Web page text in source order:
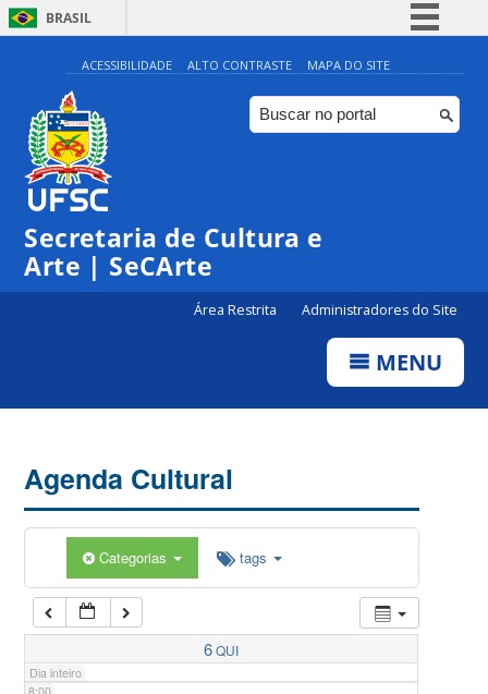
BRASIL
Simplifique!
Comunica BR
Participe
ACESSIBILIDADE ALTO CONTRASTE MAPA DO SITE
Secretaria de Cultura e
Arte | SeCArte
Área Restrita Administradores do Site
MENU
Agenda Cultural
Categorias tags
6QUI
Dia inteiro
0:00
1:00
5:00
7:00